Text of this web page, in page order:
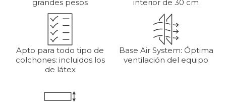
grandes pesos interior de 30 cm
Apto para todo tipo de
colchones: incluidos los
de látex
Base Air System: Óptima
ventilación del equipo